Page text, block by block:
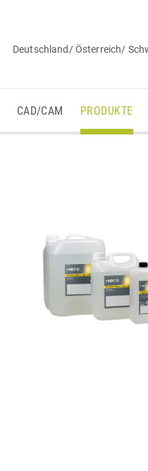
Deutschland/ Österreich/
CAD/CAM PRODUKTE